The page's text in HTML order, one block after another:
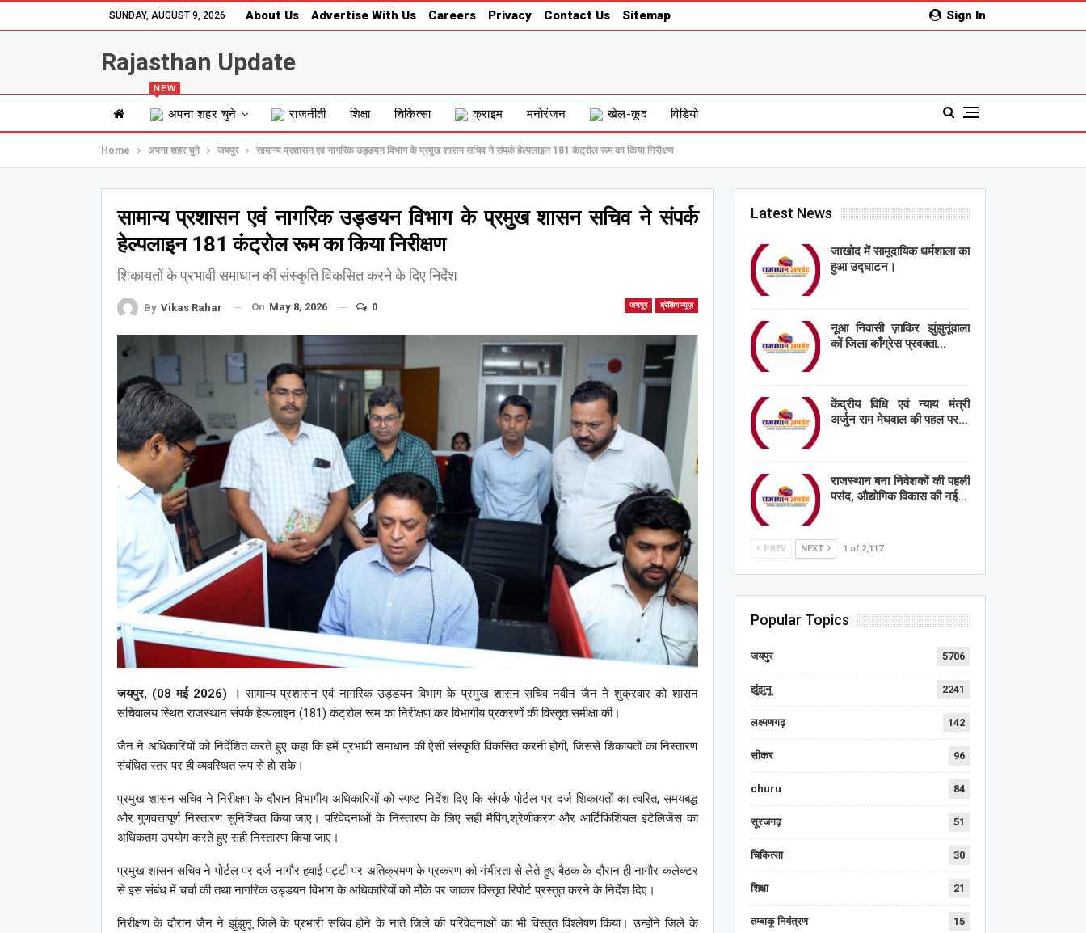
Sign In
SUNDAY, AUGUST 9, 2026 About Us Advertise With Us Careers Privacy Contact Us Sitemap
Rajasthan Update
अपना शहर चुने
NEW
राजनीती शिक्षा चिकित्सा क्राइम मनोरंजन खेल-कूद विडियो
Home अपना शहर चुने जयपुर सामान्य प्रशासन एवं नागरिक उड्डयन विभाग के प्रमुख शासन सचिव ने संपर्क हेल्पलाइन 181 कंट्रोल रूम का किया निरीक्षण
सामान्य प्रशासन एवं नागरिक उड्डयन विभाग के प्रमुख शासन सचिव ने संपर्क
हेल्पलाइन 181 कंट्रोल रूम का किया निरीक्षण
शिकायतों के प्रभावी समाधान की संस्कृति विकसित करने के दिए निर्देश
जयपुर ब्रेकिंग न्यूज़
By Vikas Rahar On May 8, 2026 0
जयपुर, (08 मई 2026) । सामान्य प्रशासन एवं नागरिक उड्डयन विभाग के प्रमुख शासन सचिव नवीन जैन ने शुक्रवार को शासन
सचिवालय स्थित राजस्थान संपर्क हेल्पलाइन (181) कंट्रोल रूम का निरीक्षण कर विभागीय प्रकरणों की विस्तृत समीक्षा की।
जैन ने अधिकारियों को निर्देशित करते हुए कहा कि हमें प्रभावी समाधान की ऐसी संस्कृति विकसित करनी होगी, जिससे शिकायतों का निस्तारण
संबंधित स्तर पर ही व्यवस्थित रूप से हो सके।
प्रमुख शासन सचिव ने निरीक्षण के दौरान विभागीय अधिकारियों को स्पष्ट निर्देश दिए कि संपर्क पोर्टल पर दर्ज शिकायतों का त्वरित, समयबद्ध
और गुणवत्तापूर्ण निस्तारण सुनिश्चित किया जाए। परिवेदनाओं के निस्तारण के लिए सही मैपिंग,श्रेणीकरण और आर्टिफिशियल इंटेलिजेंस का
अधिकतम उपयोग करते हुए सही निस्तारण किया जाए।
प्रमुख शासन सचिव ने पोर्टल पर दर्ज नागौर हवाई पट्टी पर अतिक्रमण के प्रकरण को गंभीरता से लेते हुए बैठक के दौरान ही नागौर कलेक्टर
से इस संबंध में चर्चा की तथा नागरिक उड्डयन विभाग के अधिकारियों को मौके पर जाकर विस्तृत रिपोर्ट प्रस्तुत करने के निर्देश दिए।
निरीक्षण के दौरान जैन ने झुंझुनू जिले के प्रभारी सचिव होने के नाते जिले की परिवेदनाओं का भी विस्तृत विश्लेषण किया। उन्होंने जिले के
Latest News
जाखोद में सामूदायिक धर्मशाला का
हुआ उद्घाटन।
नूआ निवासी ज़ाकिर झुंझुनूंवाला
कों जिला काँग्रेस प्रवक्ता…
केंद्रीय विधि एवं न्याय मंत्री
अर्जुन राम मेघवाल की पहल पर…
राजस्थान बना निवेशकों की पहली
पसंद, औद्योगिक विकास की नई…
PREV NEXT 1 of 2,117
Popular Topics
जयपुर 5706
झुंझुनू 2241
लक्ष्मणगढ़ 142
सीकर 96
churu 84
सूरजगढ़ 51
चिकित्सा 30
शिक्षा 21
तम्बाकू नियंत्रण 15